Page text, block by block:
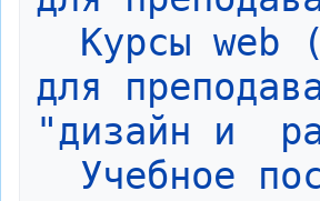
Курсы web
для
"дизайн и
Учебное